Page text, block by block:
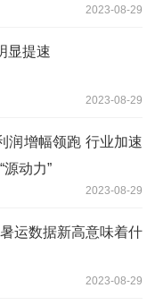
2023-08-29
显提速
2023-08-29
润增幅领跑 行业加速
动力”
2023-08-29
运数据新高意味着什
2023-08-29